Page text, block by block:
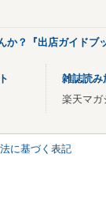
か？『出店ガイド
雑誌読み
楽天マガ
に基づく表記